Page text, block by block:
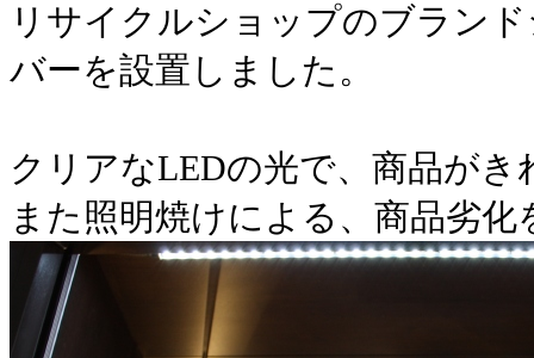
リサイクルショップのブラン
バーを設置しました。
クリアなLEDの光で、商品がき
また照明焼けによる、商品劣化